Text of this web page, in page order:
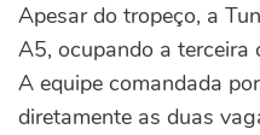
Apesar do tropeço, a
A5, ocupando a
A equipe comandada
diretamente as duas